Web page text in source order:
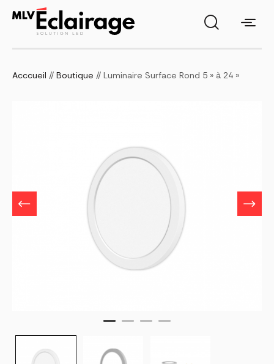
Acccueil // Boutique // Luminaire Surface Rond 5 » à 24 »